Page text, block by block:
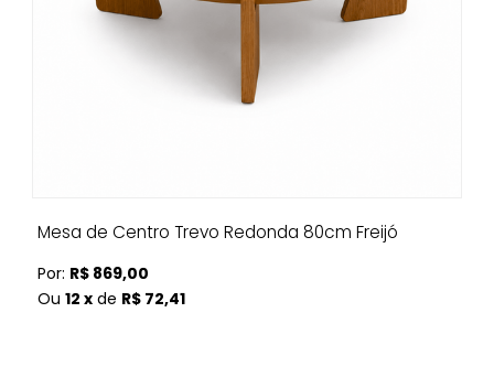
Mesa de Centro Trevo Redonda 80cm Freijó
Por: R$ 869,00
Ou 12 x de R$ 72,41